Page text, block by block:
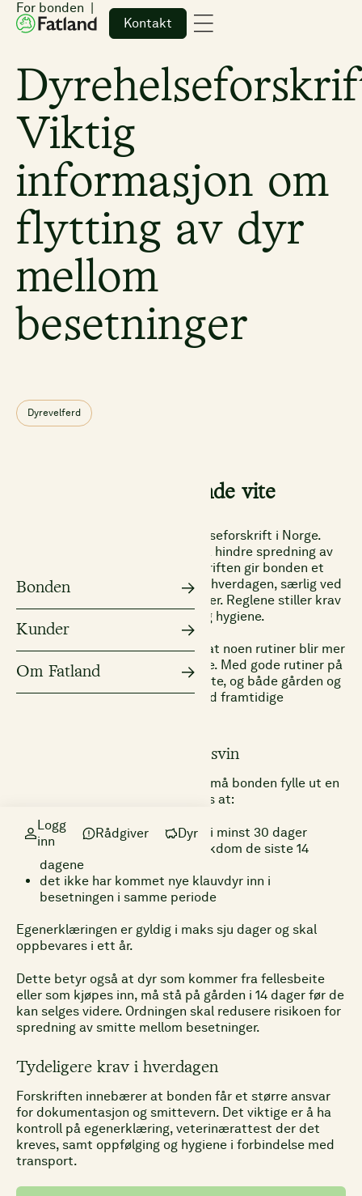
Kontakt
Bonden
Kunder
Om Fatland
Logg
inn
Rådgiver Dyr
For bonden
Viktig
informasjon om
flytting av dyr
mellom
besetninger
Dyrevelferd
Dette må du som bonde vite
Fra 1. juli 2025 gjelder ny dyrehelseforskrift i Norge.
Formålet er å gjøre det enklere å hindre spredning av
smittsomme sjukdommer. Forskriften gir bonden et
tydeligere ansvar for dyrehelse i hverdagen, særlig ved
flytting av dyr mellom besetninger. Reglene stiller krav
til dokumentasjon, oppfølging og hygiene.
For deg som bonde betyr dette at noen rutiner blir mer
omfattende, men også tydeligere. Med gode rutiner på
plass reduseres risikoen for smitte, og både gården og
næringa står sterkere i møte med framtidige
§19 – Flytting av storfe og svin
Når storfe eller svin skal flyttes, må bonden fylle ut en
egenerklæring. I denne bekreftes at:
dyra har stått i besetningen i minst 30 dager
dyra ikke har vist tegn til sjukdom de siste 14
dagene
det ikke har kommet nye klauvdyr inn i
besetningen i samme periode
Egenerklæringen er gyldig i maks sju dager og skal
oppbevares i ett år.
Dette betyr også at dyr som kommer fra fellesbeite
eller som kjøpes inn, må stå på gården i 14 dager før de
kan selges videre. Ordningen skal redusere risikoen for
spredning av smitte mellom besetninger.
Tydeligere krav i hverdagen
Forskriften innebærer at bonden får et større ansvar
for dokumentasjon og smittevern. Det viktige er å ha
kontroll på egenerklæring, veterinærattest der det
kreves, samt oppfølging og hygiene i forbindelse med
transport.